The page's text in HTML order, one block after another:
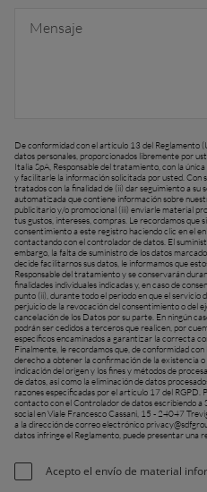
De conformidad con el artículo 13 del Reglamento
datos personales, proporcionados libremente por
Italia SpA, Responsable del tratamiento, con la
y facilitarle la información solicitada por usted. Con
tratados con la finalidad de (ii) dar seguimiento a
automatizada que contiene información sobre
publicitario y/o promocional (iii) enviarle material
tus gustos, intereses, compras. Le recordamos que
consentimiento a este registro haciendo clic en el
contactando con el controlador de datos. El
embargo, la falta de suministro de los datos
decide facilitarnos sus datos, le informamos que
Responsable del tratamiento y se conservarán
finalidades individuales indicadas y, en caso de
punto (ii), durante todo el periodo en que el
perjuicio de la revocación del consentimiento o del
cancelación de los Datos por su parte. En ningún
podrán ser cedidos a terceros que realicen, por
específicos encaminados a garantizar la correcta
Finalmente, le recordamos que, de conformidad
derecho a obtener la confirmación de la existencia
indicación del origen y los fines y métodos de
de datos, así como la eliminación de datos
razones especificadas por el artículo 17 del RGPD.
contacto con el Controlador de datos escribiendo a
social en Viale Francesco Cassani, 15 - 24047
a la dirección de correo electrónico
datos infringe el Reglamento, puede presentar una
Acepto el envío de material